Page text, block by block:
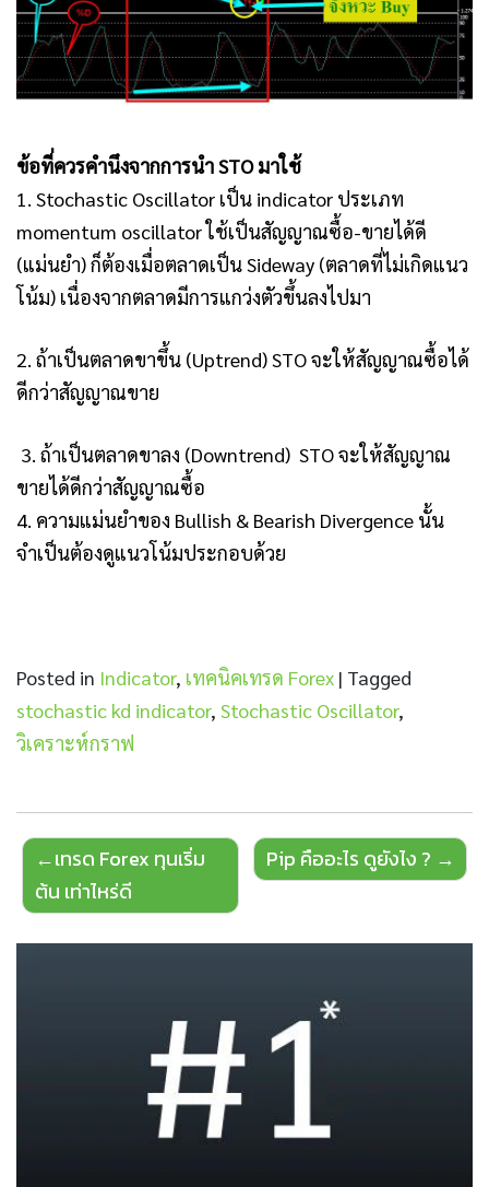
ข้อที่ควรคำนึงจากการนำ STO มาใช้
1. Stochastic Oscillator เป็น indicator ประเภท
momentum oscillator ใช้เป็นสัญญาณซื้อ-ขายได้ดี
(แม่นยำ) ก็ต้องเมื่อตลาดเป็น Sideway (ตลาดที่ไม่เกิดแนว
โน้ม) เนื่องจากตลาดมีการแกว่งตัวขึ้นลงไปมา
2. ถ้าเป็นตลาดขาขึ้น (Uptrend) STO จะให้สัญญาณซื้อได้
ดีกว่าสัญญาณขาย
3. ถ้าเป็นตลาดขาลง (Downtrend) STO จะให้สัญญาณ
ขายได้ดีกว่าสัญญาณซื้อ
4. ความแม่นยำของ Bullish & Bearish Divergence นั้น
จำเป็นต้องดูแนวโน้มประกอบด้วย
Posted in Indicator, เทคนิคเทรด Forex | Tagged
stochastic kd indicator, Stochastic Oscillator,
วิเคราะห์กราฟ
Post
navigation
เทรด Forex ทุนเริ่ม
ต้น เท่าไหร่ดี
Pip คืออะไร ดูยังไง ?